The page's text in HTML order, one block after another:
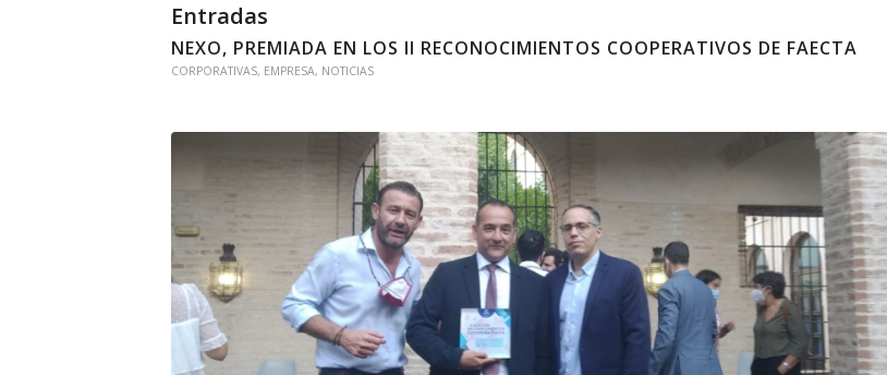
Entradas
NEXO, PREMIADA EN LOS II RECONOCIMIENTOS COOPERATIVOS DE FAECTA
CORPORATIVAS, EMPRESA, NOTICIAS